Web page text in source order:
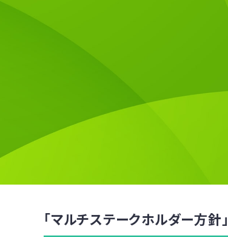
「マルチステークホルダー方針